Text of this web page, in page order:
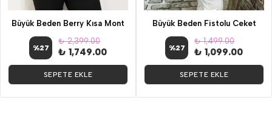
Büyük Beden Berry Kısa Mont
%27
₺ 2,399.00
₺ 1,749.00
SEPETE EKLE
Büyük Beden Fistolu Ceket
%27
₺ 1,499.00
₺ 1,099.00
SEPETE EKLE